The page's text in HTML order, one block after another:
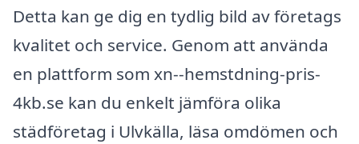
Detta kan ge dig en tydlig bild av företags
kvalitet och service. Genom att använda
en plattform som xn--hemstdning-pris-
4kb.se kan du enkelt jämföra olika
städföretag i Ulvkälla, läsa omdömen och